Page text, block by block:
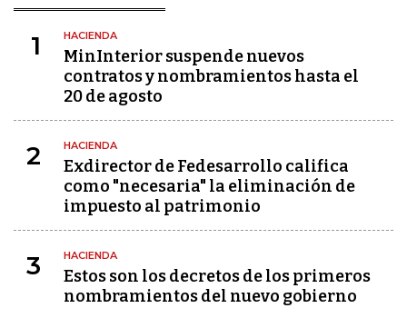
1 HACIENDA
MinInterior suspende nuevos
contratos y nombramientos hasta el
20 de agosto
2 HACIENDA
Exdirector de Fedesarrollo califica
como "necesaria" la eliminación de
impuesto al patrimonio
3 HACIENDA
Estos son los decretos de los primeros
nombramientos del nuevo gobierno